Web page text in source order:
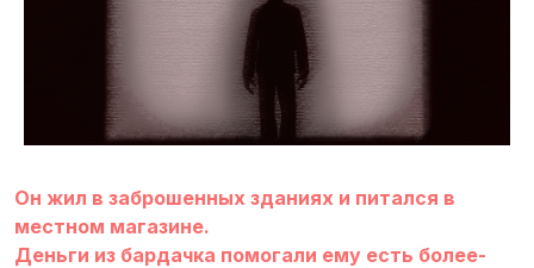
Он жил в заброшенных зданиях и питался в
местном магазине.
Деньги из бардачка помогали ему есть более-